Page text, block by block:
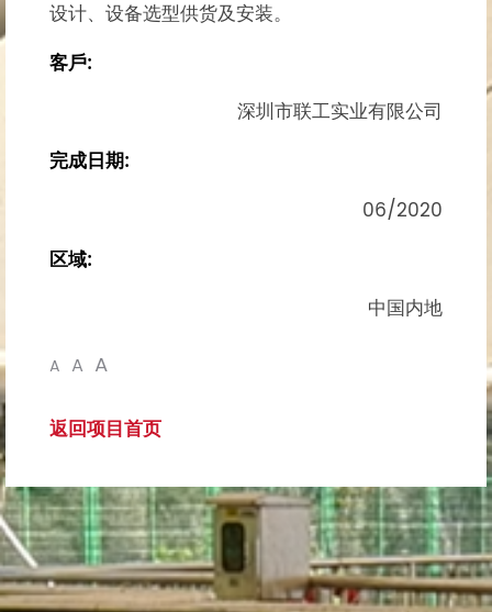
设计、设备选型供货及安装。
客戶:
深圳市联工实业有限公司
完成日期:
06/2020
区域:
中国内地
A A A
返回项目首页